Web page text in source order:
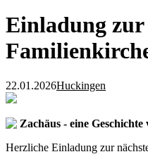
Einladung zur
22.01.2026Huckingen
Zachäus - eine
Herzliche Einladung zur